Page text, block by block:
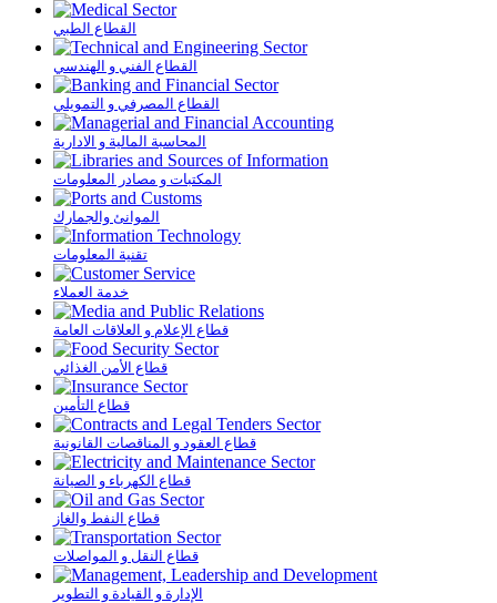
القطاع الطبي
القطاع الفني و الهندسي
القطاع المصرفي و التمويلي
المحاسبة المالية و الادارية
المكتبات و مصادر المعلومات
الموانئ والجمارك
تقنية المعلومات
خدمة العملاء
قطاع الإعلام و العلاقات العامة
قطاع الأمن الغذائي
قطاع التأمين
قطاع العقود و المناقصات القانونية
قطاع الكهرباء و الصيانة
قطاع النفط والغاز
قطاع النقل و المواصلات
الإدارة و القيادة و التطوير